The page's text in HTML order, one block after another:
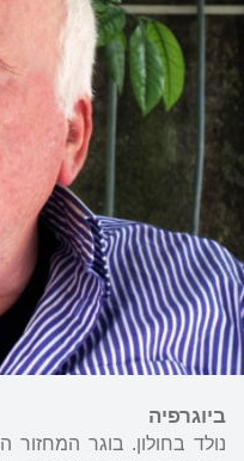
ביוגרפיה
נולד בחולון. בוגר